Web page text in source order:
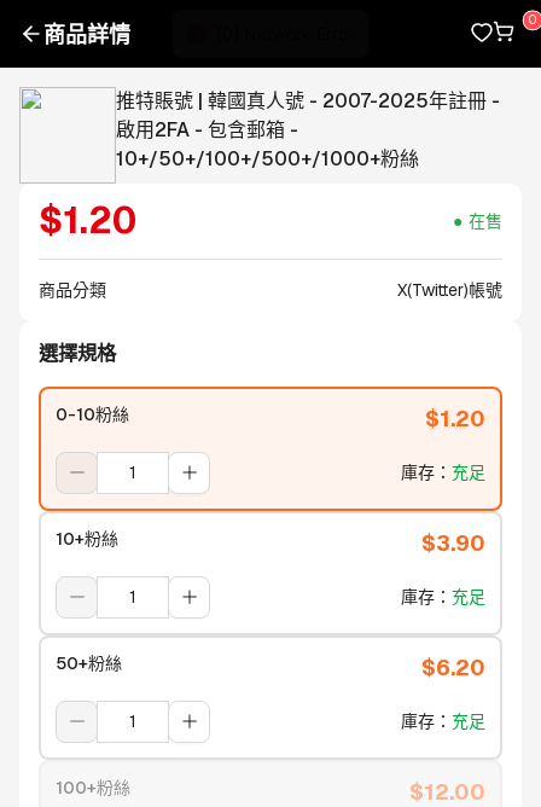
商品詳情
推特賬號 | 韓國真人號 - 2007-2025年註冊 -
啟用2FA - 包含郵箱 -
10+/50+/100+/500+/1000+粉絲
$1.20 在售
商品分類 X(Twitter)帳號
選擇規格
0-10粉絲 $1.20
庫存 ： 充足
10+粉絲 $3.90
庫存 ： 充足
50+粉絲 $6.20
庫存 ： 充足
100+粉絲 $12.00